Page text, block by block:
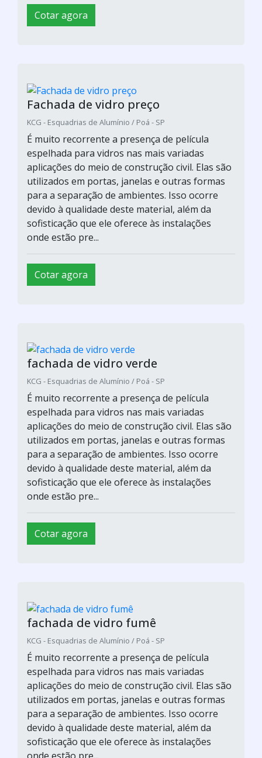
Cotar agora
Fachada de vidro preço
KCG - Esquadrias de Alumínio / Poá - SP
É muito recorrente a presença de película
espelhada para vidros nas mais variadas
aplicações do meio de construção civil. Elas são
utilizados em portas, janelas e outras formas
para a separação de ambientes. Isso ocorre
devido à qualidade deste material, além da
sofisticação que ele oferece às instalações
onde estão pre...
Cotar agora
fachada de vidro verde
KCG - Esquadrias de Alumínio / Poá - SP
É muito recorrente a presença de película
espelhada para vidros nas mais variadas
aplicações do meio de construção civil. Elas são
utilizados em portas, janelas e outras formas
para a separação de ambientes. Isso ocorre
devido à qualidade deste material, além da
sofisticação que ele oferece às instalações
onde estão pre...
Cotar agora
fachada de vidro fumê
KCG - Esquadrias de Alumínio / Poá - SP
É muito recorrente a presença de película
espelhada para vidros nas mais variadas
aplicações do meio de construção civil. Elas são
utilizados em portas, janelas e outras formas
para a separação de ambientes. Isso ocorre
devido à qualidade deste material, além da
sofisticação que ele oferece às instalações
onde estão pre...